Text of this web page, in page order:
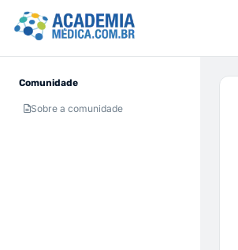
Comunidade
Sobre a comunidade